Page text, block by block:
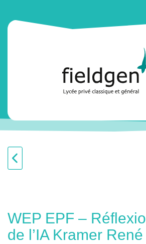
WEP EPF –
de l’IA Kramer René